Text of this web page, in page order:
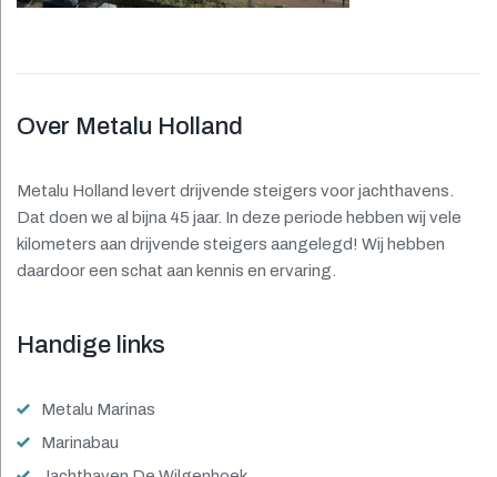
Over Metalu Holland
Metalu Holland levert drijvende steigers voor jachthavens.
Dat doen we al bijna 45 jaar. In deze periode hebben wij vele
kilometers aan drijvende steigers aangelegd! Wij hebben
daardoor een schat aan kennis en ervaring.
Handige links
Metalu Marinas
Marinabau